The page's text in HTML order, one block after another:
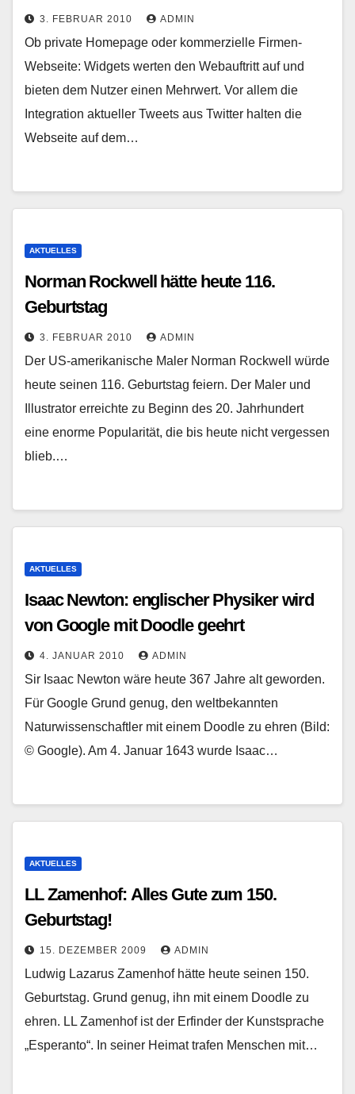
3. FEBRUAR 2010 ADMIN
Ob private Homepage oder kommerzielle Firmen-
Webseite: Widgets werten den Webauftritt auf und
bieten dem Nutzer einen Mehrwert. Vor allem die
Integration aktueller Tweets aus Twitter halten die
Webseite auf dem…
AKTUELLES
Norman Rockwell hätte heute 116.
Geburtstag
3. FEBRUAR 2010 ADMIN
Der US-amerikanische Maler Norman Rockwell würde
heute seinen 116. Geburtstag feiern. Der Maler und
Illustrator erreichte zu Beginn des 20. Jahrhundert
eine enorme Popularität, die bis heute nicht vergessen
blieb.…
AKTUELLES
Isaac Newton: englischer Physiker wird
von Google mit Doodle geehrt
4. JANUAR 2010 ADMIN
Sir Isaac Newton wäre heute 367 Jahre alt geworden.
Für Google Grund genug, den weltbekannten
Naturwissenschaftler mit einem Doodle zu ehren (Bild:
© Google). Am 4. Januar 1643 wurde Isaac…
AKTUELLES
LL Zamenhof: Alles Gute zum 150.
Geburtstag!
15. DEZEMBER 2009 ADMIN
Ludwig Lazarus Zamenhof hätte heute seinen 150.
Geburtstag. Grund genug, ihn mit einem Doodle zu
ehren. LL Zamenhof ist der Erfinder der Kunstsprache
„Esperanto“. In seiner Heimat trafen Menschen mit…